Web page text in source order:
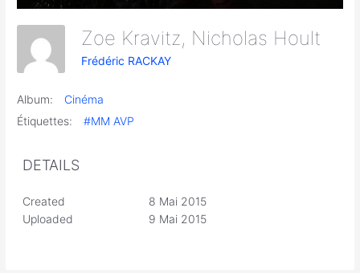
Zoe Kravitz, Nicholas Hoult
Frédéric RACKAY
Album:
Cinéma
Étiquettes:
#MM AVP
DETAILS
Created
8 Mai 2015
Uploaded
9 Mai 2015